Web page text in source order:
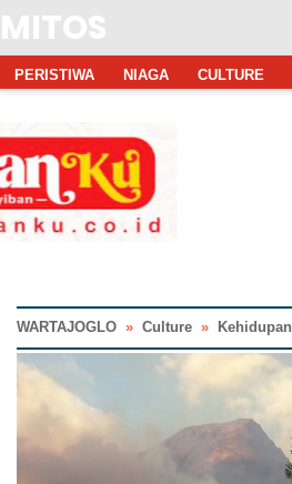
MITOS
PERISTIWA NIAGA CULTURE
WARTAJOGLO » Culture » Kehidupan